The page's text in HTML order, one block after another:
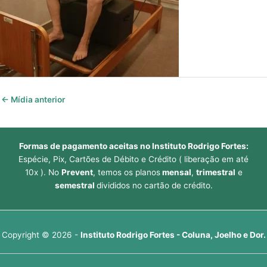
← Mídia anterior
Formas de pagamento aceitas no Instituto Rodrigo Fortes:
Espécie, Pix, Cartões de Débito e Crédito ( liberação em até
10x ). No Prevent, temos os planosmensal, trimestral e
semestral divididos no cartão de crédito.
Copyright © 2026 - Instituto Rodrigo Fortes - Coluna, Joelho e Dor.